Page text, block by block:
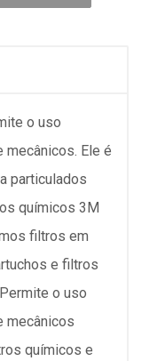
o uso
Ele é
particulados
químicos 3M
filtros em
e filtros
o uso
mecânicos
químicos e